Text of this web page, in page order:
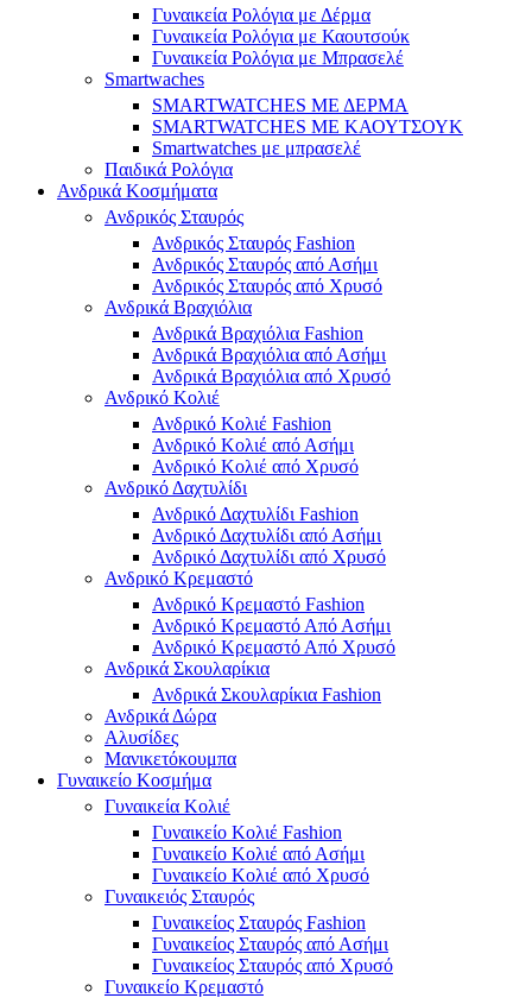
Γυναικεία Ρολόγια με Δέρμα
Γυναικεία Ρολόγια με Καουτσούκ
Γυναικεία Ρολόγια με Μπρασελέ
Smartwaches
SMARTWATCHES ΜΕ ΔΕΡΜΑ
SMARTWATCHES ΜΕ ΚΑΟΥΤΣΟΥΚ
Smartwatches με μπρασελέ
Παιδικά Ρολόγια
Ανδρικά Κοσμήματα
Ανδρικός Σταυρός
Ανδρικός Σταυρός Fashion
Ανδρικός Σταυρός από Ασήμι
Ανδρικός Σταυρός από Χρυσό
Ανδρικά Βραχιόλια
Ανδρικά Βραχιόλια Fashion
Ανδρικά Βραχιόλια από Ασήμι
Ανδρικά Βραχιόλια από Χρυσό
Ανδρικό Κολιέ
Ανδρικό Κολιέ Fashion
Ανδρικό Κολιέ από Ασήμι
Ανδρικό Κολιέ από Χρυσό
Ανδρικό Δαχτυλίδι
Ανδρικό Δαχτυλίδι Fashion
Ανδρικό Δαχτυλίδι από Ασήμι
Ανδρικό Δαχτυλίδι από Χρυσό
Ανδρικό Κρεμαστό
Ανδρικό Κρεμαστό Fashion
Ανδρικό Κρεμαστό Από Ασήμι
Ανδρικό Κρεμαστό Από Χρυσό
Ανδρικά Σκουλαρίκια
Ανδρικά Σκουλαρίκια Fashion
Ανδρικά Δώρα
Αλυσίδες
Μανικετόκουμπα
Γυναικείο Κοσμήμα
Γυναικεία Κολιέ
Γυναικείο Κολιέ Fashion
Γυναικείο Κολιέ από Ασήμι
Γυναικείο Κολιέ από Χρυσό
Γυναικειός Σταυρός
Γυναικείος Σταυρός Fashion
Γυναικείος Σταυρός από Ασήμι
Γυναικείος Σταυρός από Χρυσό
Γυναικείο Κρεμαστό